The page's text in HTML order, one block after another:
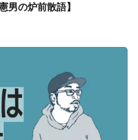
男の炉前散語】